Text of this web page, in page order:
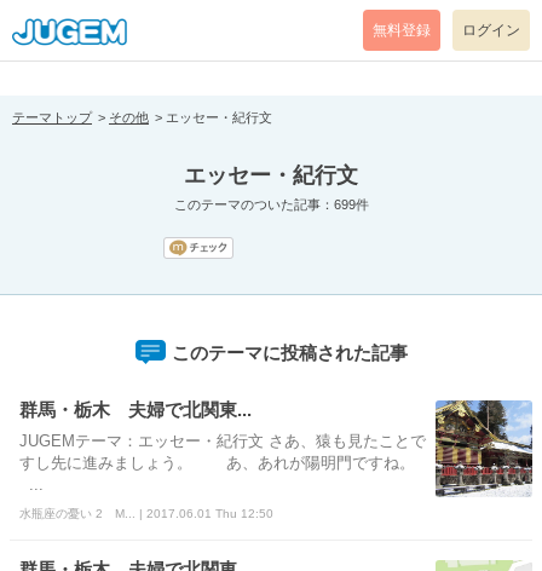
[pear_error: message="Success" code=0 mode=return level=notice
prefix="" info=""]
無料登録 ログイン
テーマトップ その他 エッセー・紀行文
エッセー・紀行文
このテーマのついた記事：699件
このテーマに投稿された記事
群馬・栃木 夫婦で北関東...
JUGEMテーマ：エッセー・紀行文 さあ、猿も見たことで
すし先に進みましょう。 あ、あれが陽明門ですね。
水瓶座の憂い 2 M... | 2017.06.01 Thu 12:50